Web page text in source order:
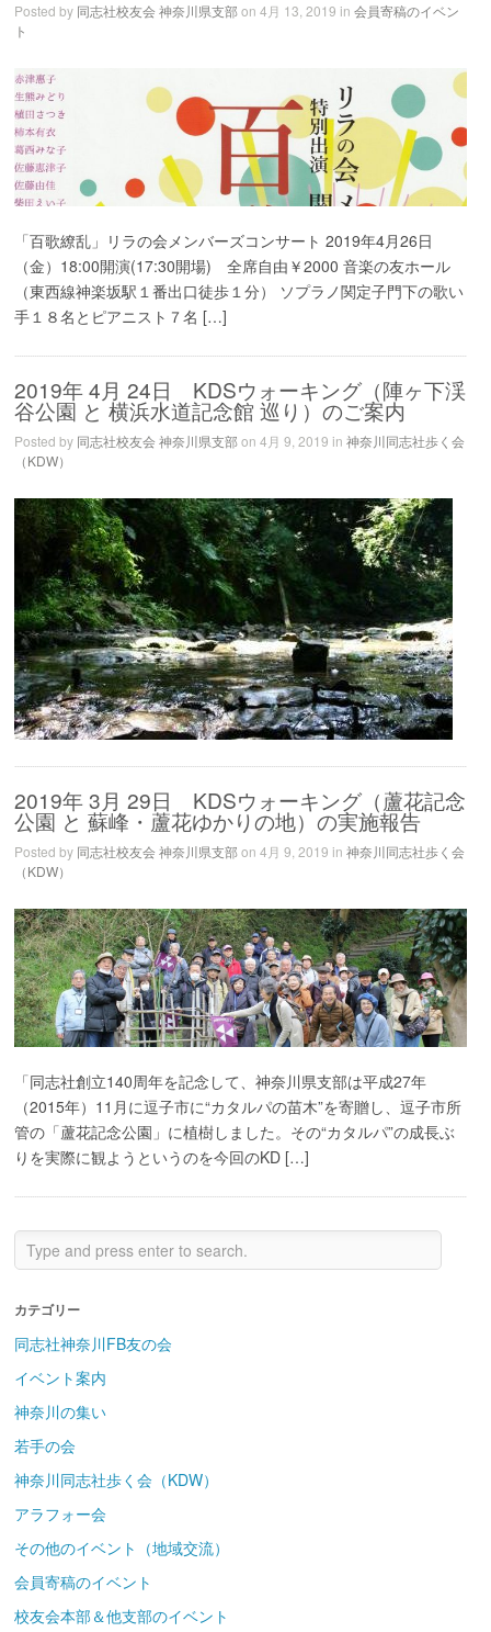
Posted by 同志社校友会 神奈川県支部on 4月 13, 2019 in会員寄稿のイベン
ト
「百歌繚乱」リラの会メンバーズコンサート 2019年4月26日
（金）18:00開演(17:30開場) 全席自由￥2000 音楽の友ホール
（東西線神楽坂駅１番出口徒歩１分） ソプラノ関定子門下の歌い
手１８名とピアニスト７名 […]
2019年 4月 24日 KDSウォーキング（陣ヶ下渓
谷公園 と 横浜水道記念館 巡り）のご案内
Posted by 同志社校友会 神奈川県支部on 4月 9, 2019 in神奈川同志社歩く会
（KDW）
2019年 3月 29日 KDSウォーキング（蘆花記念
公園 と 蘇峰・蘆花ゆかりの地）の実施報告
Posted by 同志社校友会 神奈川県支部on 4月 9, 2019 in神奈川同志社歩く会
（KDW）
「同志社創立140周年を記念して、神奈川県支部は平成27年
（2015年）11月に逗子市に“カタルパの苗木”を寄贈し、逗子市所
管の「蘆花記念公園」に植樹しました。その“カタルパ”の成長ぶ
りを実際に観ようというのを今回のKD […]
カテゴリー
同志社神奈川FB友の会
イベント案内
神奈川の集い
若手の会
神奈川同志社歩く会（KDW）
アラフォー会
その他のイベント（地域交流）
会員寄稿のイベント
校友会本部＆他支部のイベント